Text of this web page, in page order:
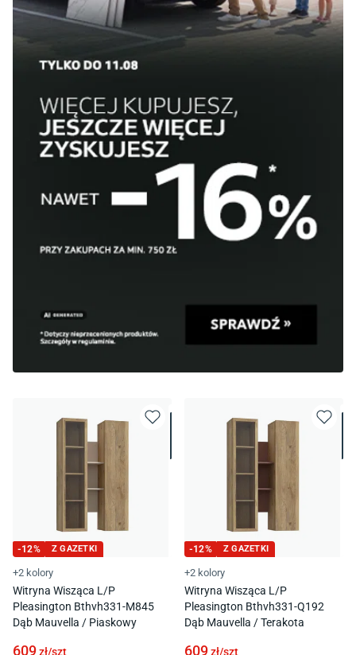
-12% Z GAZETKI
+2 kolory
Witryna Wisząca L/P
Pleasington Bthvh331-M845
Dąb Mauvella / Piaskowy
609zł/szt
-12% Z GAZETKI
+2 kolory
Witryna Wisząca L/P
Pleasington Bthvh331-Q192
Dąb Mauvella / Terakota
609zł/szt